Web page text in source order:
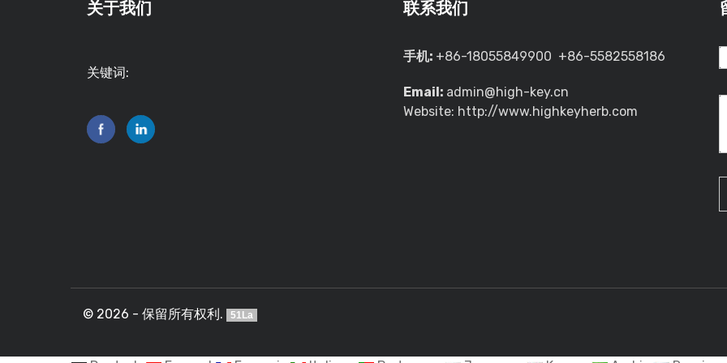
关于我们
关键词:
联系我们
手机: +86-18055849900 +86-5582558186
Email: admin@high-key.cn
Website: http://www.highkeyherb.com
© 2026 - 保留所有权利. 51La